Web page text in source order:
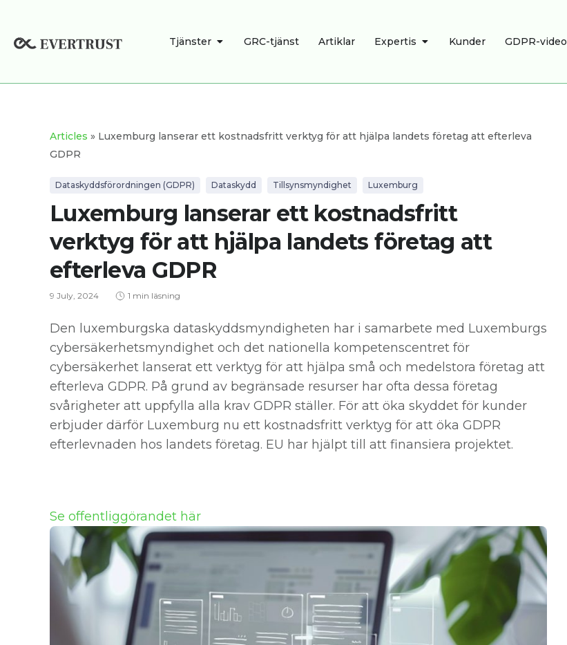
content
Tjänster OPEN TJÄNSTER
GRC-tjänst Artiklar Expertis OPEN EXPERTIS
Kunder GDPR-video
Articles » Luxemburg lanserar ett kostnadsfritt verktyg för att hjälpa landets företag att efterleva
GDPR
Dataskyddsförordningen (GDPR) Dataskydd Tillsynsmyndighet Luxemburg
Luxemburg lanserar ett kostnadsfritt
verktyg för att hjälpa landets företag att
efterleva GDPR
9 July, 2024 1 min läsning
Den luxemburgska dataskyddsmyndigheten har i samarbete med Luxemburgs
cybersäkerhetsmyndighet och det nationella kompetenscentret för
cybersäkerhet lanserat ett verktyg för att hjälpa små och medelstora företag att
efterleva GDPR. På grund av begränsade resurser har ofta dessa företag
svårigheter att uppfylla alla krav GDPR ställer. För att öka skyddet för kunder
erbjuder därför Luxemburg nu ett kostnadsfritt verktyg för att öka GDPR
efterlevnaden hos landets företag. EU har hjälpt till att finansiera projektet.
Se offentliggörandet här